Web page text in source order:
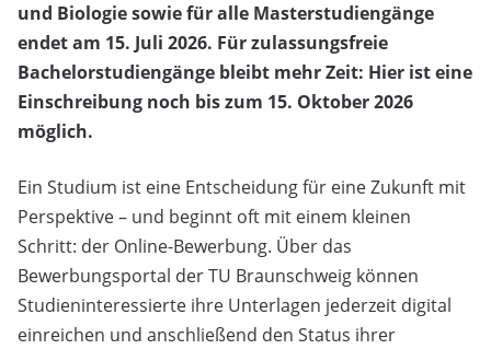
und Biologie sowie für alle Masterstudiengänge
endet am 15. Juli 2026. Für zulassungsfreie
Bachelorstudiengänge bleibt mehr Zeit: Hier ist eine
Einschreibung noch bis zum 15. Oktober 2026
möglich.
Ein Studium ist eine Entscheidung für eine Zukunft mit
Perspektive – und beginnt oft mit einem kleinen
Schritt: der Online-Bewerbung. Über das
Bewerbungsportal der TU Braunschweig können
Studieninteressierte ihre Unterlagen jederzeit digital
einreichen und anschließend den Status ihrer